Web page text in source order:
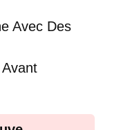
Avec Des